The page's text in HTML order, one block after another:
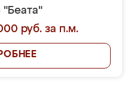
"Беата"
руб. за п.м.